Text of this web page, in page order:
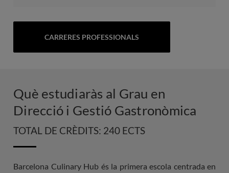
CARRERES PROFESSIONALS
Què estudiaràs al Grau en
Direcció i Gestió Gastronòmica
TOTAL DE CRÈDITS: 240 ECTS
Barcelona Culinary Hub és la primera escola centrada en